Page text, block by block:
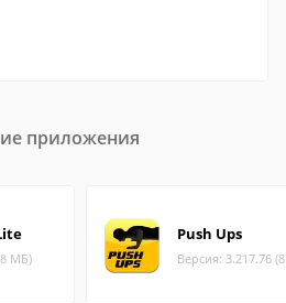
приложения
МБ)
Push Ups
Версия: 3.217.76